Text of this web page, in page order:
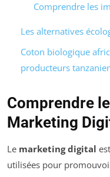
Comprendre les
Les alternatives
Coton biologique
producteurs
Comprendre
Marketing
Le marketing digital
utilisées pour